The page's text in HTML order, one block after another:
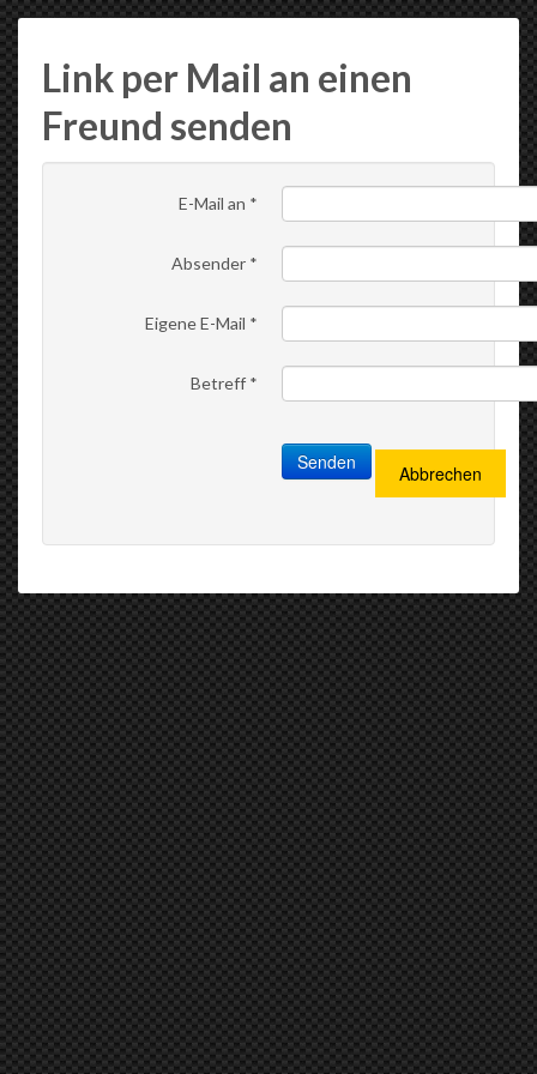
Link per Mail an einen
Freund senden
E-Mail an *
Absender *
Eigene E-Mail *
Betreff *
Senden Abbrechen